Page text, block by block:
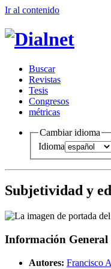
Ir al contenido
Buscar
Revistas
Tesis
Congresos
métricas
Cambiar idioma
Idioma
Subjetividad y
Información General
Autores: Francisco